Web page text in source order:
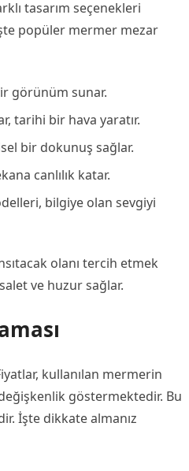
tasarım seçenekleri
popüler mermer mezar
görünüm sunar.
tarihi bir hava yaratır.
bir dokunuş sağlar.
canlılık katar.
bilgiye olan sevgiyi
olanı tercih etmek
ve huzur sağlar.
kullanılan mermerin
göstermektedir. Bu
İşte dikkate almanız